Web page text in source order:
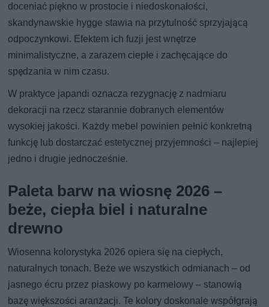
doceniać piękno w prostocie i niedoskonałości,
skandynawskie hygge stawia na przytulność sprzyjającą
odpoczynkowi. Efektem ich fuzji jest wnętrze
minimalistyczne, a zarazem ciepłe i zachęcające do
spędzania w nim czasu.
W praktyce japandi oznacza rezygnację z nadmiaru
dekoracji na rzecz starannie dobranych elementów
wysokiej jakości. Każdy mebel powinien pełnić konkretną
funkcję lub dostarczać estetycznej przyjemności – najlepiej
jedno i drugie jednocześnie.
Paleta barw na wiosnę 2026 –
beże, ciepła biel i naturalne
drewno
Wiosenna kolorystyka 2026 opiera się na ciepłych,
naturalnych tonach. Beże we wszystkich odmianach – od
jasnego écru przez piaskowy po karmelowy – stanowią
bazę większości aranżacji. Te kolory doskonale współgrają